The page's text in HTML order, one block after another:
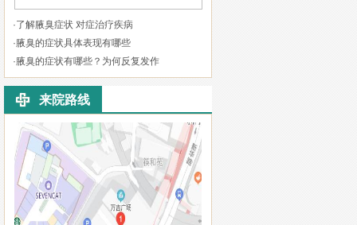
·了解腋臭症状 对症治疗疾病
·腋臭的症状具体表现有哪些
·腋臭的症状有哪些？为何反复发作
来院路线